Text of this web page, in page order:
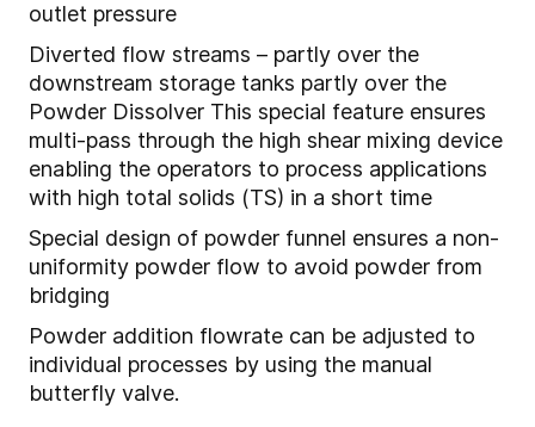
outlet pressure
Diverted flow streams – partly over the
downstream storage tanks partly over the
Powder Dissolver This special feature ensures
multi-pass through the high shear mixing device
enabling the operators to process applications
with high total solids (TS) in a short time
Special design of powder funnel ensures a non-
uniformity powder flow to avoid powder from
bridging
Powder addition flowrate can be adjusted to
individual processes by using the manual
butterfly valve.